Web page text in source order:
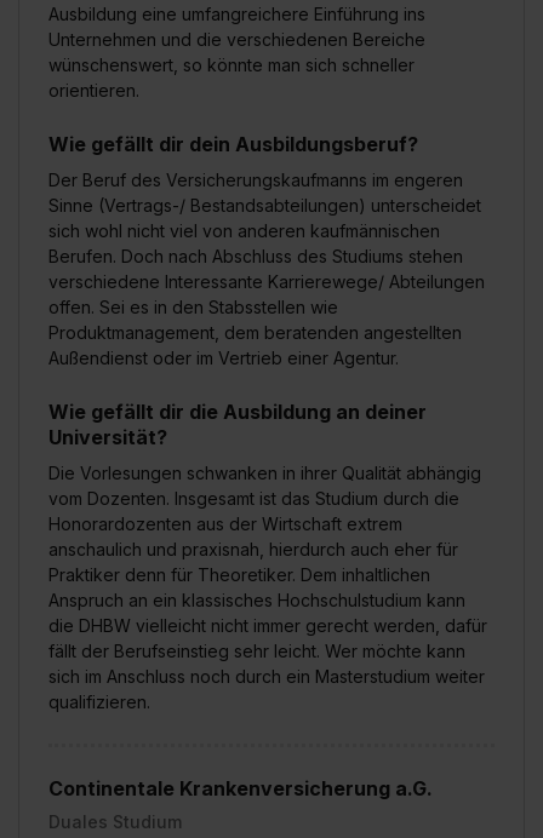
Ausbildung eine umfangreichere Einführung ins
Unternehmen und die verschiedenen Bereiche
wünschenswert, so könnte man sich schneller
orientieren.
Wie gefällt dir dein Ausbildungsberuf?
Der Beruf des Versicherungskaufmanns im engeren
Sinne (Vertrags-/ Bestandsabteilungen) unterscheidet
sich wohl nicht viel von anderen kaufmännischen
Berufen. Doch nach Abschluss des Studiums stehen
verschiedene Interessante Karrierewege/ Abteilungen
offen. Sei es in den Stabsstellen wie
Produktmanagement, dem beratenden angestellten
Außendienst oder im Vertrieb einer Agentur.
Wie gefällt dir die Ausbildung an deiner
Universität?
Die Vorlesungen schwanken in ihrer Qualität abhängig
vom Dozenten. Insgesamt ist das Studium durch die
Honorardozenten aus der Wirtschaft extrem
anschaulich und praxisnah, hierdurch auch eher für
Praktiker denn für Theoretiker. Dem inhaltlichen
Anspruch an ein klassisches Hochschulstudium kann
die DHBW vielleicht nicht immer gerecht werden, dafür
fällt der Berufseinstieg sehr leicht. Wer möchte kann
sich im Anschluss noch durch ein Masterstudium weiter
qualifizieren.
Continentale Krankenversicherung a.G.
Duales Studium